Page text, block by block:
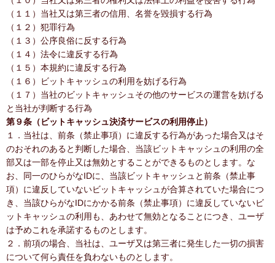
（１１）当社又は第三者の信用、名誉を毀損する行為
（１２）犯罪行為
（１３）公序良俗に反する行為
（１４）法令に違反する行為
（１５）本規約に違反する行為
（１６）ビットキャッシュの利用を妨げる行為
（１７）当社のビットキャッシュその他のサービスの運営を妨げる
と当社が判断する行為
第９条（ビットキャッシュ決済サービスの利用停止）
１．当社は、前条（禁止事項）に違反する行為があった場合又はそ
のおそれのあると判断した場合、当該ビットキャッシュの利用の全
部又は一部を停止又は無効とすることができるものとします。な
お、同一のひらがなIDに、当該ビットキャッシュと前条（禁止事
項）に違反していないビットキャッシュが合算されていた場合につ
き、当該ひらがなIDにかかる前条（禁止事項）に違反していないビ
ットキャッシュの利用も、あわせて無効となることにつき、ユーザ
は予めこれを承諾するものとします。
２．前項の場合、当社は、ユーザ又は第三者に発生した一切の損害
について何ら責任を負わないものとします。